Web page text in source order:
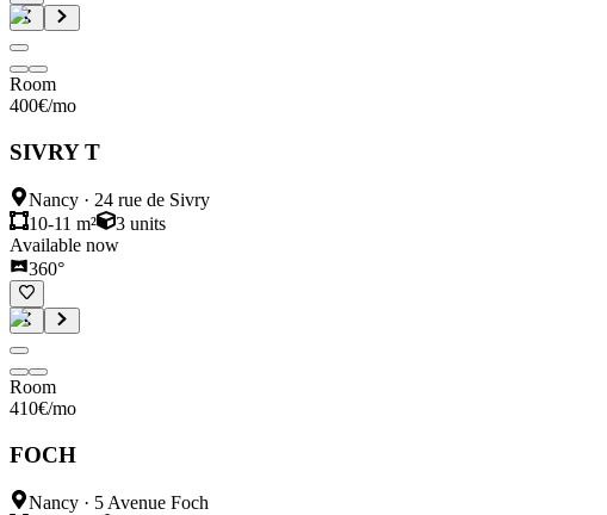
Room
400€/mo
SIVRY T
Nancy · 24 rue de Sivry
10-11 m²
3 units
Available now
360°
Room
410€/mo
FOCH
Nancy · 5 Avenue Foch